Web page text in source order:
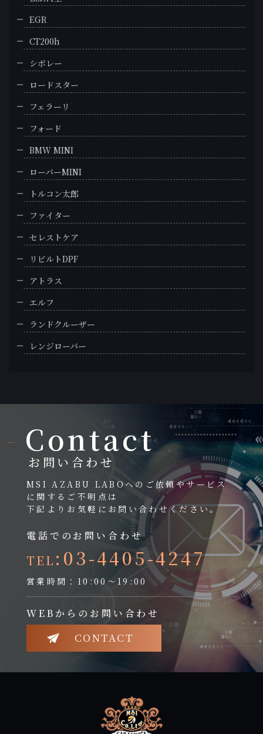
EGR
CT200h
シボレー
ロードスター
フェラーリ
フォード
BMW MINI
ローバーMINI
トルコン太郎
ファイター
セレストケア
リビルトDPF
アトラス
エルフ
ランドクルーザー
レンジローバー
Contact
お問い合わせ
MSI AZABU LABOへのご依頼やサービス
に関するご不明点は
下記よりお気軽にお問い合わせください。
電話でのお問い合わせ
TEL :03-4405-4247
営業時間：10:00～19:00
WEBからのお問い合わせ
CONTACT